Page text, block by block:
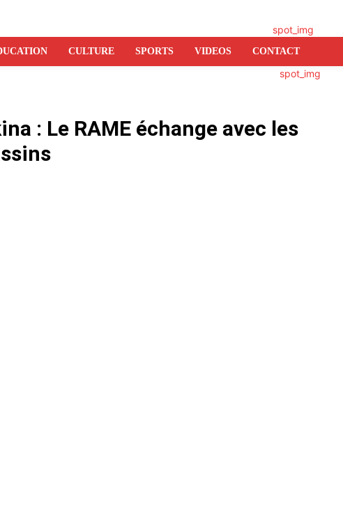
CULTURE SPORTS VIDEOS CONTACT
: Le RAME échange avec les